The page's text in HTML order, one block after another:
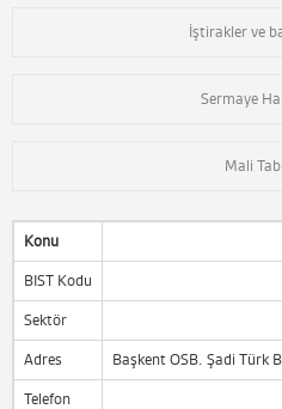
İştirakler ve
Sermaye
Mali
Konu
BIST Kodu
Sektör
Adres Başkent OSB. Şadi Türk
Telefon